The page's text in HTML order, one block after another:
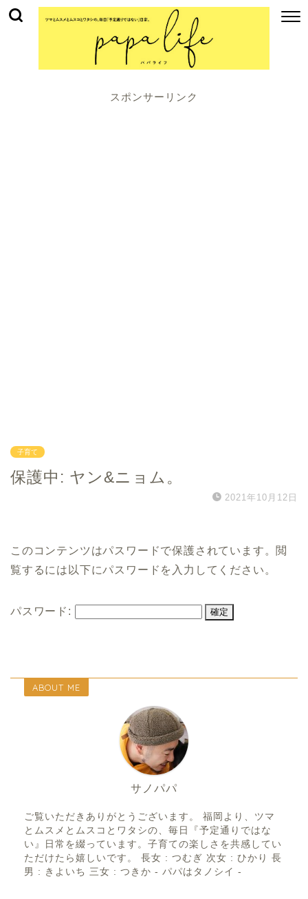
スポンサーリンク
子育て
保護中: ヤン&ニョム。
2021年10月12日
このコンテンツはパスワードで保護されています。閲
覧するには以下にパスワードを入力してください。
パスワード:
ABOUT ME
サノパパ
ご覧いただきありがとうございます。 福岡より、ツマ
とムスメとムスコとワタシの、毎日『予定通りではな
い』日常を綴っています。子育ての楽しさを共感してい
ただけたら嬉しいです。 長女 : つむぎ 次女 : ひかり 長
男 : きよいち 三女 : つきか - パパはタノシイ -